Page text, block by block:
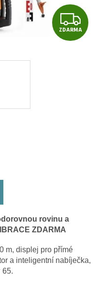
Z
D
ZDARMA
rovinu a
ZDARMA
m, displej pro přímé
a inteligentní nabíječka,
65.